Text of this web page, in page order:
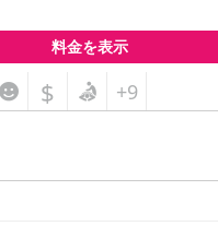
料金を表示
$ +9